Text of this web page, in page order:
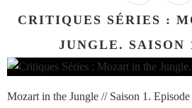
CRITIQUES SÉRIES :
JUNGLE. SAISON
Mozart in the Jungle // Saison 1.